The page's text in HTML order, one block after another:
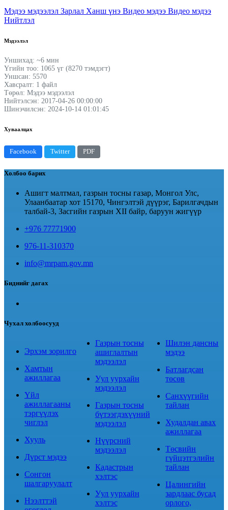
Мэдээ мэдээлэл Зарлал Ханш үнэ Видео мэдээ Видео мэдээ
Нийтлэл
Мэдээлэл
Уншихад: ~6 мин
Үгийн тоо: 1065 үг (8270 тэмдэгт)
Уншсан: 5570
Хавсралт: 1 файл
Төрөл: Мэдээ мэдээлэл
Нийтэлсэн: 2017-04-26 00:00:00
Шинэчилсэн: 2024-10-14 01:01:45
Хуваалцах
Facebook Twitter PDF
Холбоо барих
Ашигт малтмал, газрын тосны газар, Монгол Улс,
Улаанбаатар хот 15170, Чингэлтэй дүүрэг, Барилгачдын
талбай-3, Засгийн газрын XII байр, баруун жигүүр
+976 77771900
976-11-310370
info@mrpam.gov.mn
Биднийг дагах
Чухал холбоосууд
Эрхэм зорилго
Хамтын
ажиллагаа
Үйл
ажиллагааны
тэргүүлэх
чиглэл
Хууль
Дүрст мэдээ
Сонгон
шалгаруулалт
Нээлттэй
Газрын тосны
ашиглалтын
мэдээлэл
Уул уурхайн
мэдээлэл
Газрын тосны
бүтээгдэхүүний
мэдээлэл
Нүүрсний
мэдээлэл
Кадастрын
хэлтэс
Уул уурхайн
хэлтэс
Шилэн дансны
мэдээ
Батлагдсан
төсөв
Санхүүгийн
тайлан
Худалдан авах
ажиллагаа
Төсвийн
гүйцэтгэлийн
тайлан
Цалингийн
зардлаас бусад
орлого,